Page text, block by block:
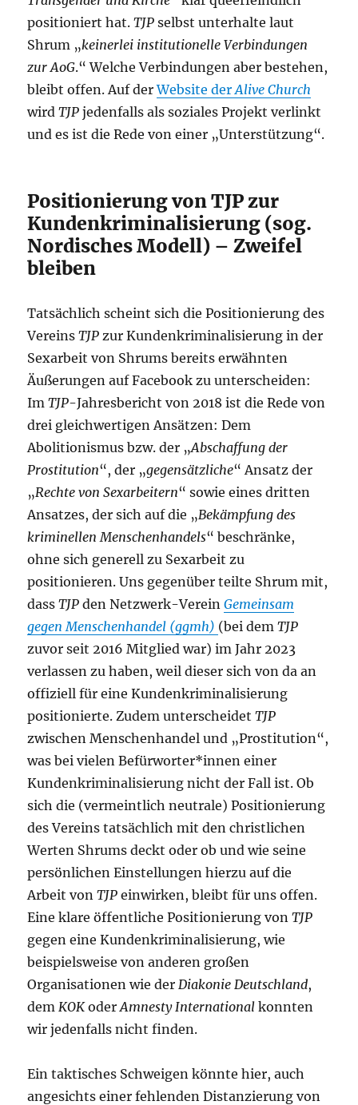
positioniert hat.TJP selbst unterhalte laut
Shrum „keinerlei institutionelle Verbindungen
zur AoG.“ Welche Verbindungen aber bestehen,
bleibt offen. Auf derWebsite derAlive Church
wirdTJP jedenfalls als soziales Projekt verlinkt
und es ist die Rede von einer „Unterstützung“.
Positionierung von TJP zur
Kundenkriminalisierung (sog.
Nordisches Modell) – Zweifel
bleiben
Tatsächlich scheint sich die Positionierung des
VereinsTJP zur Kundenkriminalisierung in der
Sexarbeit von Shrums bereits erwähnten
Äußerungen auf Facebook zu unterscheiden:
ImTJP-Jahresbericht von 2018 ist die Rede von
drei gleichwertigen Ansätzen: Dem
Abolitionismus bzw. der „Abschaffung der
Prostitution“, der „gegensätzliche“ Ansatz der
„Rechte von Sexarbeitern“ sowie eines dritten
Ansatzes, der sich auf die „Bekämpfung des
kriminellen Menschenhandels“ beschränke,
ohne sich generell zu Sexarbeit zu
positionieren. Uns gegenüber teilte Shrum mit,
dassTJP den Netzwerk-VereinGemeinsam
gegen Menschenhandel (ggmh) (bei demTJP
zuvor seit 2016 Mitglied war) im Jahr 2023
verlassen zu haben, weil dieser sich von da an
offiziell für eine Kundenkriminalisierung
positionierte. Zudem unterscheidetTJP
zwischen Menschenhandel und „Prostitution“,
was bei vielen Befürworter*innen einer
Kundenkriminalisierung nicht der Fall ist. Ob
sich die (vermeintlich neutrale) Positionierung
des Vereins tatsächlich mit den christlichen
Werten Shrums deckt oder ob und wie seine
persönlichen Einstellungen hierzu auf die
Arbeit vonTJP einwirken, bleibt für uns offen.
Eine klare öffentliche Positionierung vonTJP
gegen eine Kundenkriminalisierung, wie
beispielsweise von anderen großen
Organisationen wie derDiakonie Deutschland,
demKOKoderAmnesty International konnten
wir jedenfalls nicht finden.
Ein taktisches Schweigen könnte hier, auch
angesichts einer fehlenden Distanzierung von